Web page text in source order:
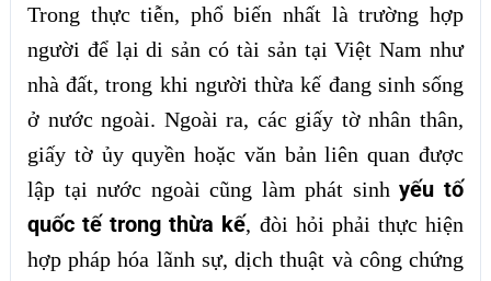
Trong thực tiễn, phổ biến nhất là trường hợp
người để lại di sản có tài sản tại Việt Nam như
nhà đất, trong khi người thừa kế đang sinh sống
ở nước ngoài. Ngoài ra, các giấy tờ nhân thân,
giấy tờ ủy quyền hoặc văn bản liên quan được
lập tại nước ngoài cũng làm phát sinhyếu tố
quốc tế trong thừa kế, đòi hỏi phải thực hiện
hợp pháp hóa lãnh sự, dịch thuật và công chứng